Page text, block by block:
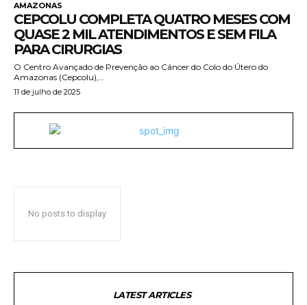
AMAZONAS
CEPCOLU COMPLETA QUATRO MESES COM
QUASE 2 MIL ATENDIMENTOS E SEM FILA
PARA CIRURGIAS
O Centro Avançado de Prevenção ao Câncer do Colo do Útero do
Amazonas (Cepcolu),...
11 de julho de 2025
No posts to display
LATEST ARTICLES